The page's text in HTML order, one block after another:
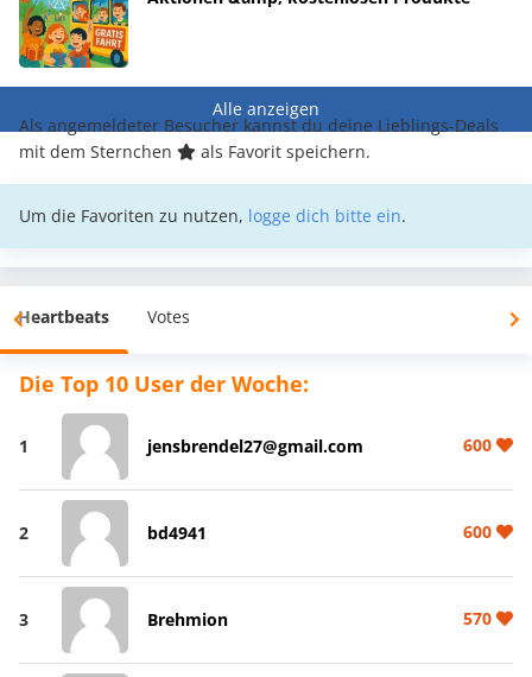
Alle anzeigen
Als angemeldeter Besucher kannst du deine Lieblings-Deals
mit dem Sternchen
als Favorit speichern.
Um die Favoriten zu nutzen, logge dich bitte ein.
Heartbeats Votes
Die Top 10 User der Woche:
1 jensbrendel27@gmail.com 600
2 bd4941 600
3 Brehmion 570